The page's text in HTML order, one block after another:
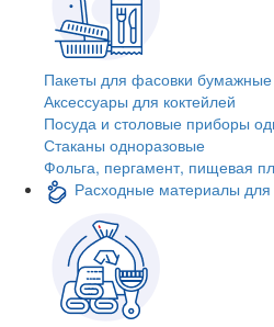
Пакеты для фасовки
Аксессуары для коктейлей
Посуда и столовые приборы
Стаканы одноразовые
Фольга, пергамент, пищевая
Расходные материалы для